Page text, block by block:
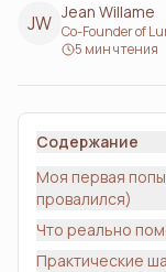
JW Jean Willame
Co-Founder of
5 мин чтения
Содержание
Моя первая
провалился)
Что реально
Практические